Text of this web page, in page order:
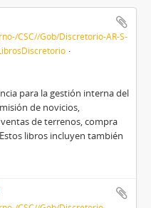
CSC//Gob/Discretorio-AR-S-
para la gestión interna del
de novicios,
de terrenos, compra
libros incluyen también